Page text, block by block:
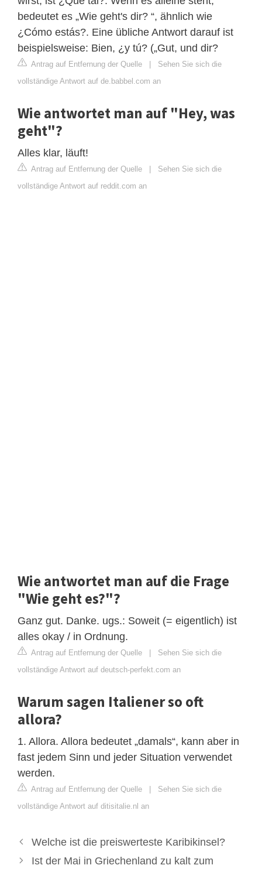
bedeutet es „Wie geht's dir? “, ähnlich wie
¿Cómo estás?. Eine übliche Antwort darauf ist
beispielsweise: Bien, ¿y tú? („Gut, und dir?
Antrag auf Entfernung der Quelle | Sehen Sie sich die
vollständige Antwort auf de.babbel.com an
Wie antwortet man auf "Hey, was
geht"?
Alles klar, läuft!
Antrag auf Entfernung der Quelle | Sehen Sie sich die
vollständige Antwort auf reddit.com an
Wie antwortet man auf die Frage
"Wie geht es?"?
Ganz gut. Danke. ugs.: Soweit (= eigentlich) ist
alles okay / in Ordnung.
Antrag auf Entfernung der Quelle | Sehen Sie sich die
vollständige Antwort auf deutsch-perfekt.com an
Warum sagen Italiener so oft
allora?
1. Allora. Allora bedeutet „damals“, kann aber in
fast jedem Sinn und jeder Situation verwendet
werden.
Antrag auf Entfernung der Quelle | Sehen Sie sich die
vollständige Antwort auf ditisitalie.nl an
Welche ist die preiswerteste Karibikinsel?
Ist der Mai in Griechenland zu kalt zum